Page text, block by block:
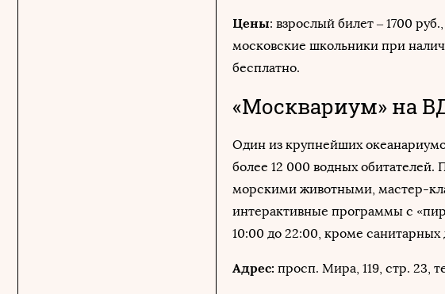
Цены: взрослый билет – 1700
московские школьники при
бесплатно.
«Москвариум» на
Один из крупнейших
более 12 000 водных обитателей.
морскими животными, мастер-
интерактивные программы с
10:00 до 22:00, кроме санитарных
Адрес: просп. Мира, 119, стр. 23,